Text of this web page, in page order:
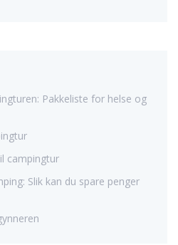
Pakkeliste for helse og
campingtur
Slik kan du spare penger